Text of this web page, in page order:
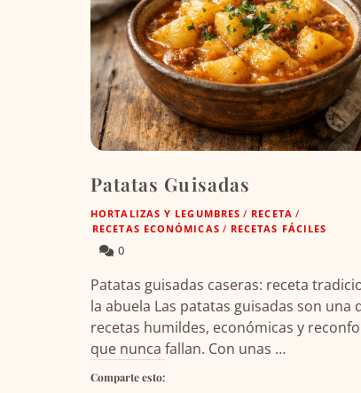
Patatas Guisadas
HORTALIZAS Y LEGUMBRES / RECETA /
RECETAS ECONÓMICAS / RECETAS FÁCILES
0
Patatas guisadas caseras: receta
la abuela Las patatas guisadas son una
recetas humildes, económicas y
que nunca fallan. Con unas …
Comparte esto: